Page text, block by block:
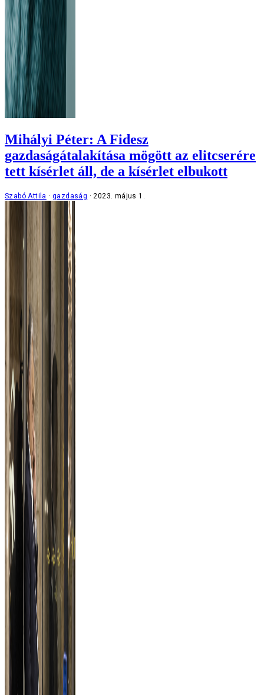
Mihályi Péter: A Fidesz
gazdaságátalakítása mögött az elitcserére
tett kísérlet áll, de a kísérlet elbukott
Szabó Attila gazdaság 2023. május 1.